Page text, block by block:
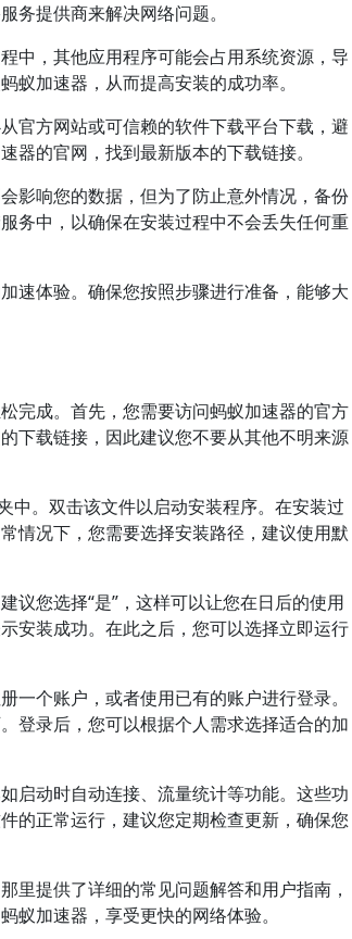
务提供商来解决网络问题。
中，其他应用程序可能会占用系统资源，导
加速器，从而提高安装的成功率。
官方网站或可信赖的软件下载平台下载，避
器的官网，找到最新版本的下载链接。
影响您的数据，但为了防止意外情况，备份
务中，以确保在安装过程中不会丢失任何重
速体验。确保您按照步骤进行准备，能够大
完成。首先，您需要访问蚂蚁加速器的官方
下载链接，因此建议您不要从其他不明来源
中。双击该文件以启动安装程序。在安装过
情况下，您需要选择安装路径，建议使用默
议您选择“是”，这样可以让您在日后的使用
安装成功。在此之后，您可以选择立即运行
个账户，或者使用已有的账户进行登录。
登录后，您可以根据个人需求选择适合的加
启动时自动连接、流量统计等功能。这些功
的正常运行，建议您定期检查更新，确保您
里提供了详细的常见问题解答和用户指南，
蚁加速器，享受更快的网络体验。